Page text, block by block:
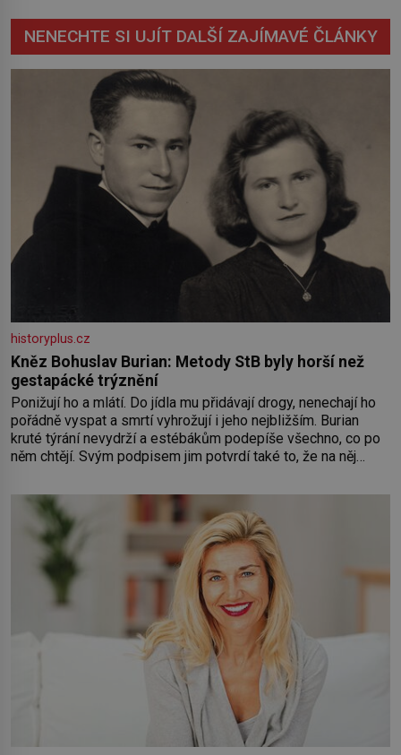
NENECHTE SI UJÍT DALŠÍ ZAJÍMAVÉ ČLÁNKY
historyplus.cz
Kněz Bohuslav Burian: Metody StB byly horší než
gestapácké trýznění
Ponižují ho a mlátí. Do jídla mu přidávají drogy, nenechají ho
pořádně vyspat a smrtí vyhrožují i jeho nejbližším. Burian
kruté týrání nevydrží a estébákům podepíše všechno, co po
něm chtějí. Svým podpisem jim potvrdí také to, že na něj
Syn brněnského řezníka chce být knězem a